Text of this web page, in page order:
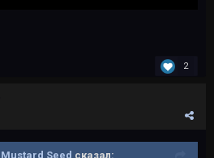
2
Mustard Seed сказал: